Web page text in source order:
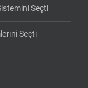
Seçti
Seçti